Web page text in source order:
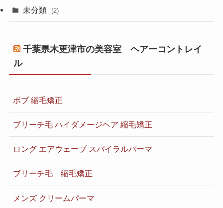
未分類 (2)
千葉県木更津市の美容室 ヘアーコントレイ
ル
ボブ 縮毛矯正
ブリーチ毛 ハイダメージヘア 縮毛矯正
ロング エアウェーブ スパイラルパーマ
ブリーチ毛 縮毛矯正
メンズ クリームパーマ